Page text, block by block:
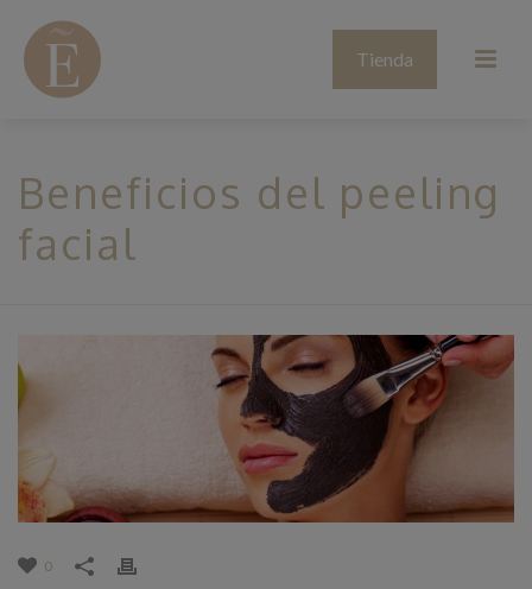
Tienda
Beneficios del peeling
facial
0